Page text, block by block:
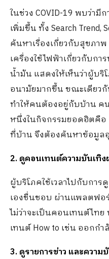
ในช่วง COVID-19 พบว่า
เพิ่มขึ้น ทั้ง Search Trend,
ค้นหาเรื่องเกี่ยวกับสุขภา
เครื่องใช้ไฟฟ้าเกี่ยวกับกา
น้ำมัน แสดงให้เห็นว่าผู้บริ
อนามัยมากขึ้น ขณะเดียวกั
ทำให้คนต้องอยู่กับบ้าน ค
หนึ่งในกิจกรรมยอดฮิตคือ
ที่บ้าน จึงต้องค้นหาข้อมูล
2. ดูคอนเทนต์ความบันเทิ
ผู้บริโภคใช้เวลาไปกับกา
เองชื่นชอบ ผ่านแพลตฟอร์
ไม่ว่าจะเป็นคอนเทนต์ไท
เทนต์ How to เช่น ออกก
3. ดูรายการข่าว และควา